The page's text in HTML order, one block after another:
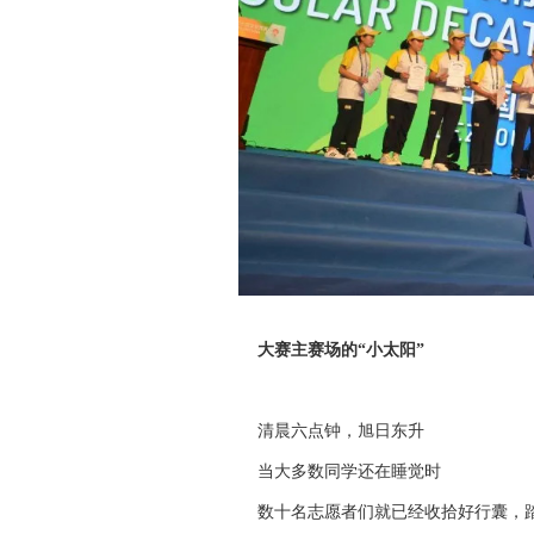
大赛主赛场的“小太阳”
清晨六点钟，旭日东升
当大多数同学还在睡觉时
数十名志愿者们就已经收拾好行囊，